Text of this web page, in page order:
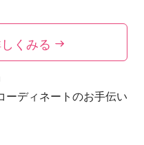
くみる
ーディネートのお手伝い